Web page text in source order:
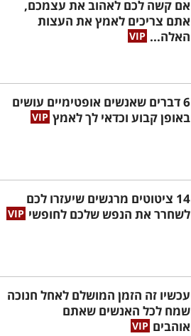
אם קשה לכם לאהוב את עצמכם,
אתם צריכים לאמץ את העצות
האלה...
6 דברים שאנשים אופטימיים עושים
באופן קבוע וכדאי לך לאמץ
14 ציטוטים מרגשים שיעזרו לכם
לשחרר את הנפש שלכם לחופשי
עכשיו זה הזמן המושלם לאחל חנוכה
שמח לכל האנשים שאתם
אוהבים